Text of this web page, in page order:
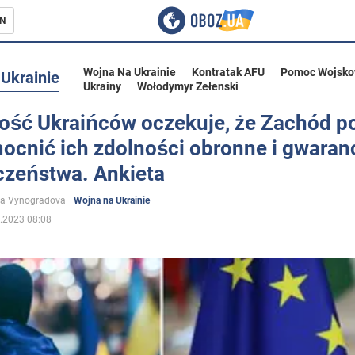
Ukrainie
Wojna Na Ukrainie Kontratak AFU
Pomoc
Ukrainy
Wołodymyr Zełenski
Ukraińców oczekuje, że Zachód
ich zdolności obronne i
Ankieta
Vynogradova
Wojna na Ukrainie
08:08